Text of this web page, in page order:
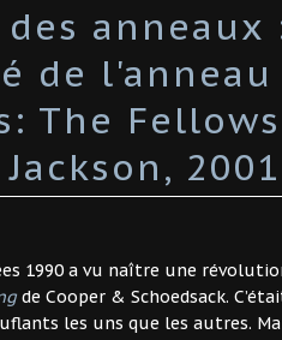
anneaux
de
The
1990 a vu naître une
de Cooper & Schoedsack.
les uns que les autres.